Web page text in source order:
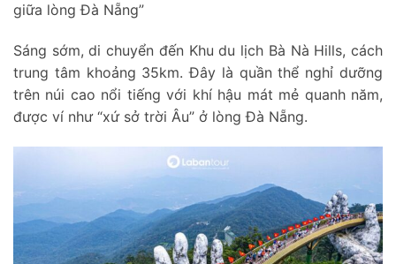
giữa lòng Đà Nẵng”
Sáng sớm, di chuyển đến Khu du lịch Bà Nà Hills, cách
trung tâm khoảng 35km. Đây là quần thể nghỉ dưỡng
trên núi cao nổi tiếng với khí hậu mát mẻ quanh năm,
được ví như “xứ sở trời Âu” ở lòng Đà Nẵng.